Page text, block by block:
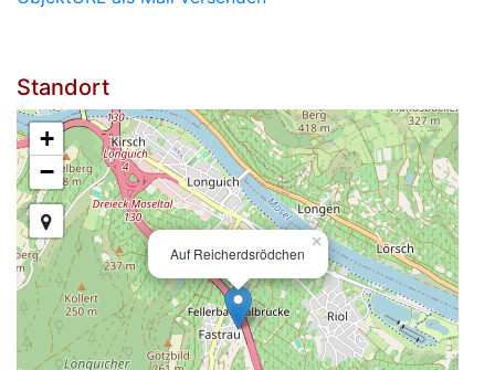
Standort
Auf Reicherdsrödchen
×
+
−